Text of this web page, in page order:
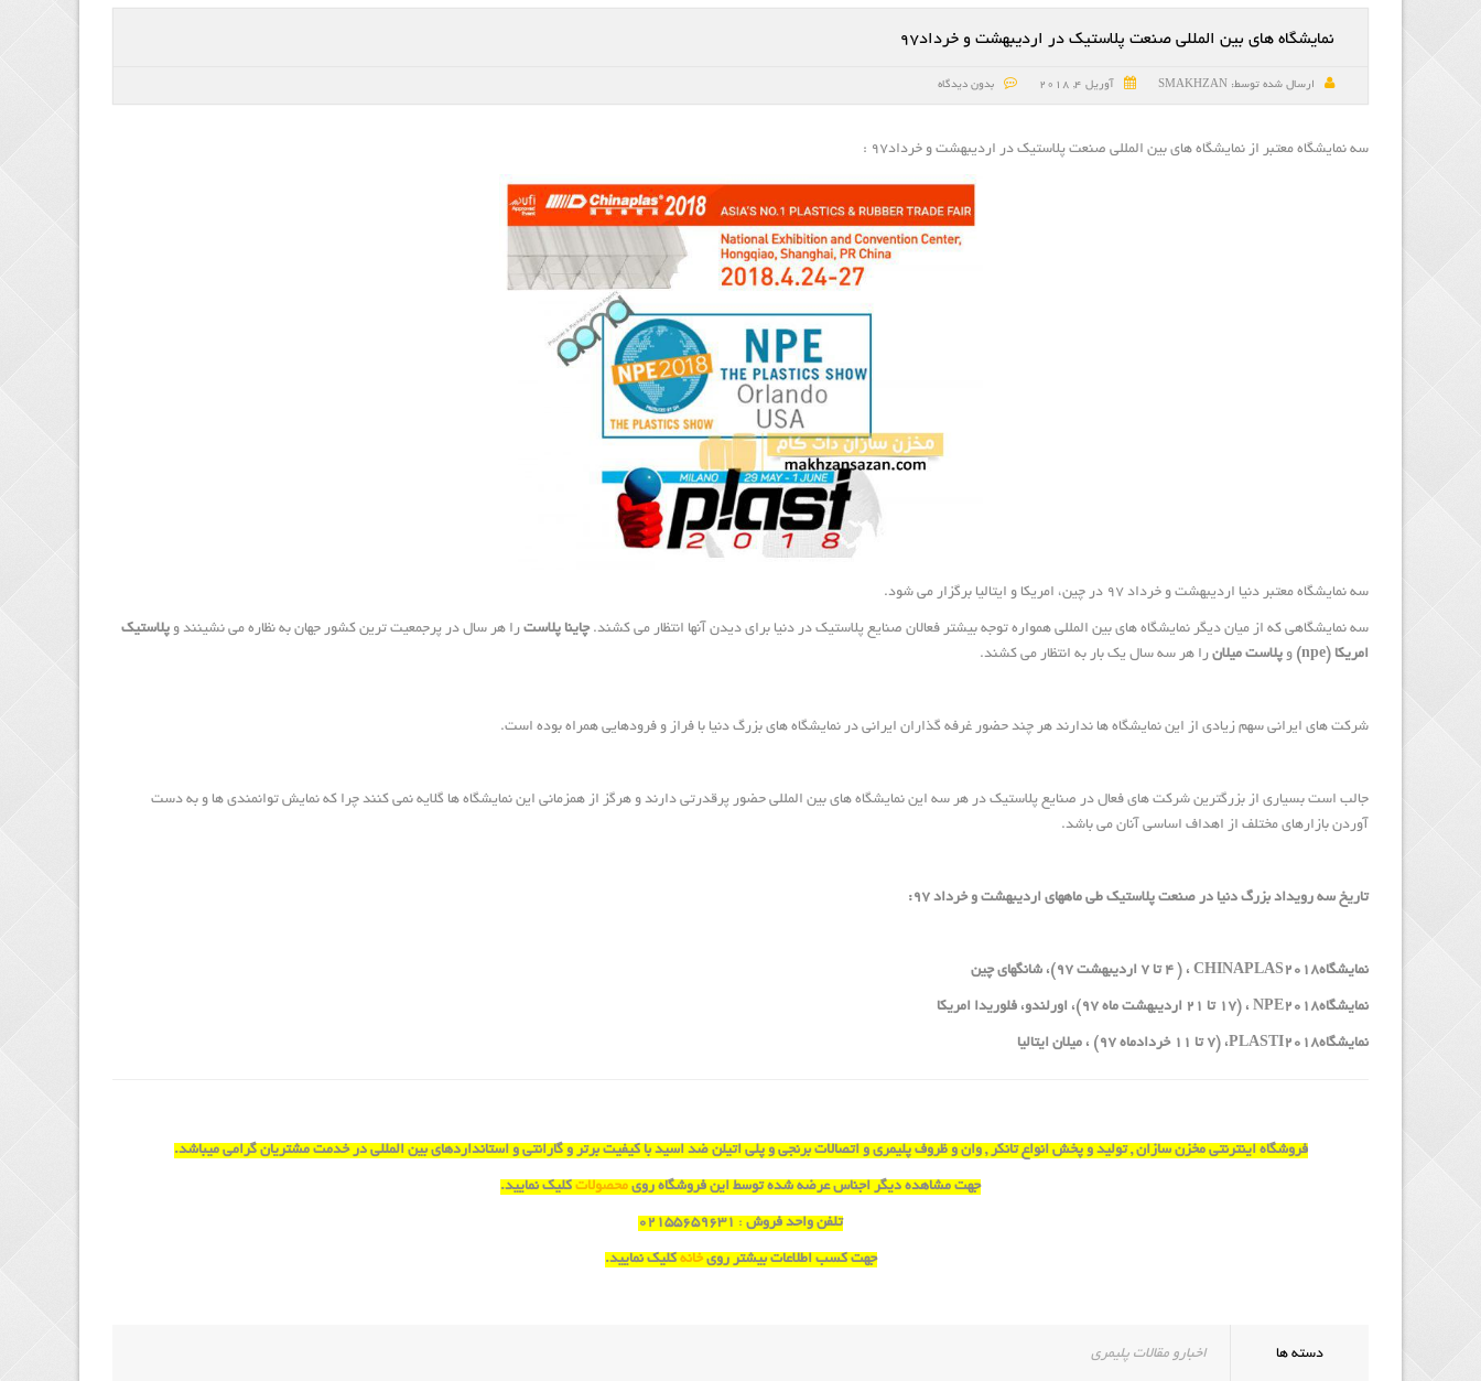
نمایشگاه های بین المللی صنعت پلاستیک در اردیبهشت و خرداد۹۷
ارسال شده توسط: آوریل 4, 2018 بدون دیدگاه
سه نمایشگاه معتبر از نمایشگاه های بین المللی صنعت پلاستیک در اردیبهشت و خرداد۹۷ :
سه نمایشگاه معتبر دنیا اردیبهشت و خرداد ۹۷ در چین، امریکا و ایتالیا برگزار می شود.
سه نمایشگاهی که از میان دیگر نمایشگاه های بین المللی همواره توجه بیشتر فعالان صنایع پلاستیک در دنیا برای دیدن آنها انتظار می کشند.چاینا پلاست را هر سال در پرجمعیت ترین کشور جهان به نظاره می نشینند و پلاستیک
امریکا (npe)
و پلاست میلان را هر سه سال یک بار به انتظار می کشند.
شرکت های ایرانی سهم زیادی از این نمایشگاه ها ندارند هر چند حضور غرفه گذاران ایرانی در نمایشگاه های بزرگ دنیا با فراز و فرودهایی همراه بوده است.
جالب است بسیاری از بزرگترین شرکت های فعال در صنایع پلاستیک در هر سه این نمایشگاه های بین المللی حضور پرقدرتی دارند و هرگز از همزمانی این نمایشگاه ها گلایه نمی کنند چرا که نمایش توانمندی ها و به دست
آوردن بازارهای مختلف از اهداف اساسی آنان می باشد.
تاریخ سه رویداد بزرگ دنیا در صنعت پلاستیک طی ماههای اردیبهشت و خرداد ۹۷:
نمایشگاهCHINAPLAS2018 ، ( ۴ تا ۷ اردیبهشت ۹۷)، شانگهای چین
نمایشگاهNPE2018 ، (۱۷ تا ۲۱ اردیبهشت ماه ۹۷)، اورلندو، فلوریدا امریکا
نمایشگاهPLASTI2018، (۷ تا ۱۱ خردادماه ۹۷) ، میلان ایتالیا
فروشگاه اینترنتی مخزن سازان , تولید و پخش انواع تانکر , وان و ظروف پلیمری و اتصالات برنجی و پلی اتیلن ضد اسید با کیفیت برتر و گارانتی و استانداردهای بین المللی در خدمت مشتریان گرامی میباشد.
جهت مشاهده دیگر اجناس عرضه شده توسط این فروشگاه روی محصولات کلیک نمایید.
تلفن واحد فروش : ۰۲۱۵۵۶۵۹۶۳۱
جهت کسب اطلاعات بیشتر رویخانه کلیک نمایید.
دسته ها اخبارو مقالات پلیمری